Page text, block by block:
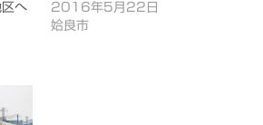
へ
2016年5月22日
姶良市